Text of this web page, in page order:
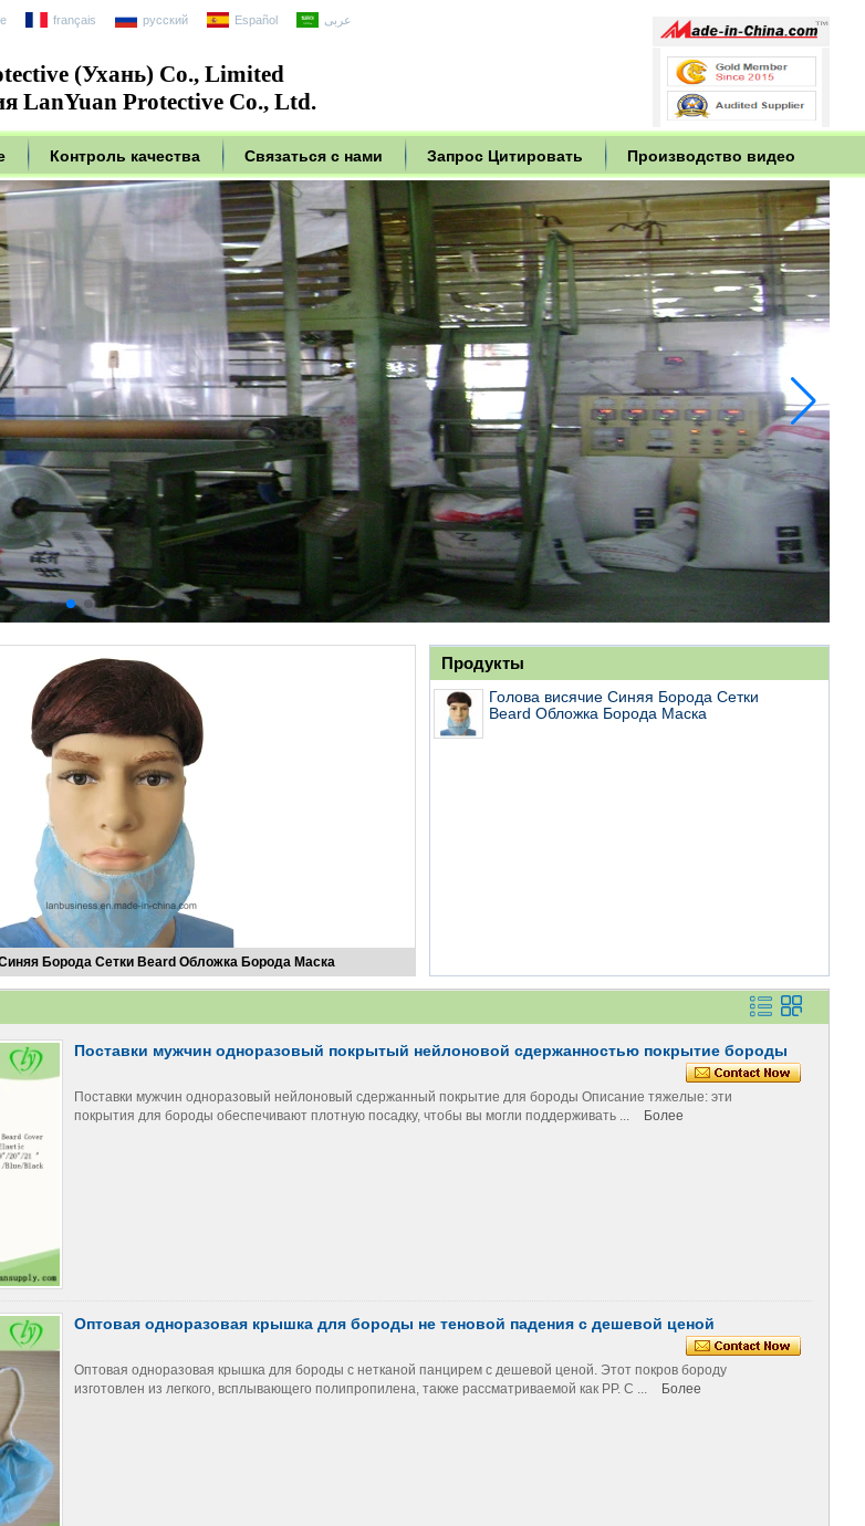
(Ухань) Co., Limited
LanYuan Protective Co., Ltd.
français русский Español عربى
Контроль качества Связаться с нами Запрос Цитировать Производство видео
Борода Сетки Beard Обложка Борода Маска
Продукты
Голова висячие Синяя Борода Сетки
Beard Обложка Борода Маска
Поставки мужчин одноразовый покрытый нейлоновой сдержанностью покрытие бороды
Поставки мужчин одноразовый нейлоновый сдержанный покрытие для бороды Описание тяжелые: эти
покрытия для бороды обеспечивают плотную посадку, чтобы вы могли поддерживать ...
Более
Оптовая одноразовая крышка для бороды не теновой падения с дешевой ценой
Оптовая одноразовая крышка для бороды с нетканой панцирем с дешевой ценой. Этот покров бороду
изготовлен из легкого, всплывающего полипропилена, также рассматриваемой как PP. C ...
Более